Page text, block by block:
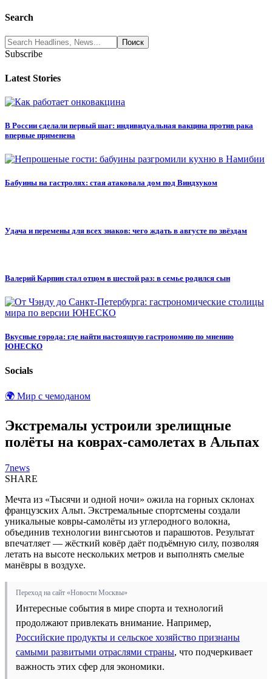
Search
Subscribe
Latest Stories
В России сделали первый шаг: индивидуальная вакцина против рака
впервые применена
Бабуины на гастролях: стая атаковала дом под Виндхуком
Удача и перемены для всех знаков: чего ждать в августе по звёздам
Валерий Карпин стал отцом в шестой раз: в семье родился сын
Вкусные города: где найти настоящую гастрономию по мнению
ЮНЕСКО
Socials
🌍 Мир с чемоданом
Экстремалы устроили зрелищные
полёты на коврах-самолетах в Альпах
7news
SHARE
Мечта из «Тысячи и одной ночи» ожила на горных склонах
французских Альп. Экстремальные спортсмены создали
уникальные ковры-самолёты из углеродного волокна,
объединив технологии вингсьютов и парашютов. Результат
впечатляет — жёсткий ковёр даёт подъёмную силу, позволяя
летать на высоте нескольких метров и выполнять смелые
манёвры в воздухе.
Переход на сайт «Новости Москвы»
Интересные события в мире спорта и технологий
продолжают привлекать внимание. Например,
Российские продукты и сельское хозяйство признаны
самыми развитыми отраслями страны, что подчеркивает
важность этих сфер для экономики.